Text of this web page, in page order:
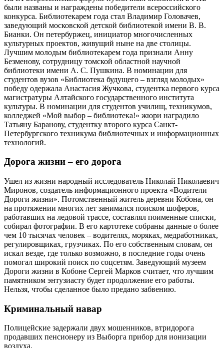
были названы и награждены победители всероссийского
конкурса. Библиотекарем года стал Владимир Головачев,
заведующий московской детской библиотекой имени В. В.
Бианки. Он петербуржец, инициатор многочисленных
культурных проектов, живущий ныне на две столицы.
Лучшим молодым библиотекарем года признали Анну
Безменову, сотрудницу томской областной научной
библиотеки имени А. С. Пушкина. В номинации для
студентов вузов «Библиотека будущего – взгляд молодых»
победу одержала Анастасия Жучкова, студентка первого курса
магистратуры Алтайского государственного института
культуры. В номинации для студентов училищ, техникумов,
колледжей «Мой выбор – библиотека!» жюри наградило
Татьяну Баранову, студентку второго курса Санкт-
Петербургского техникума библиотечных и информационных
технологий.
Дорога жизни – его дорога
Ушел из жизни народный исследователь Николай Николаевич
Миронов, создатель информационного проекта «Водители
Дороги жизни». Потомственный житель деревни Кобона, он
на протяжении многих лет занимался поиском шоферов,
работавших на ледовой трассе, составлял поименные списки,
собирал фотографии. В его картотеке собраны данные о более
чем 10 тысячах человек – водителях, моряках, медработниках,
регулировщиках, грузчиках. По его собственным словам, он
искал везде, где только возможно, в последние годы очень
помогал широкий поиск по соцсетям. Заведующий музеем
Дороги жизни в Кобоне Сергей Марков считает, что лучшим
памятником энтузиасту будет продолжение его работы.
Нельзя, чтобы сделанное было предано забвению.
Криминальный навар
Полицейские задержали двух мошенников, втридорога
продавших пенсионеру из Выборга прибор для ионизации
воздуха.